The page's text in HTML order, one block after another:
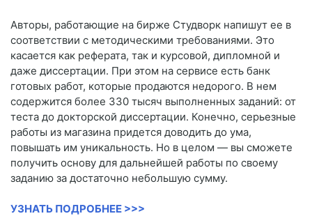
Авторы, работающие на бирже Студворк напишут ее в
соответствии с методическими требованиями. Это
касается как реферата, так и курсовой, дипломной и
даже диссертации. При этом на сервисе есть банк
готовых работ, которые продаются недорого. В нем
содержится более 330 тысяч выполненных заданий: от
теста до докторской диссертации. Конечно, серьезные
работы из магазина придется доводить до ума,
повышать им уникальность. Но в целом — вы сможете
получить основу для дальнейшей работы по своему
заданию за достаточно небольшую сумму.
УЗНАТЬ ПОДРОБНЕЕ >>>